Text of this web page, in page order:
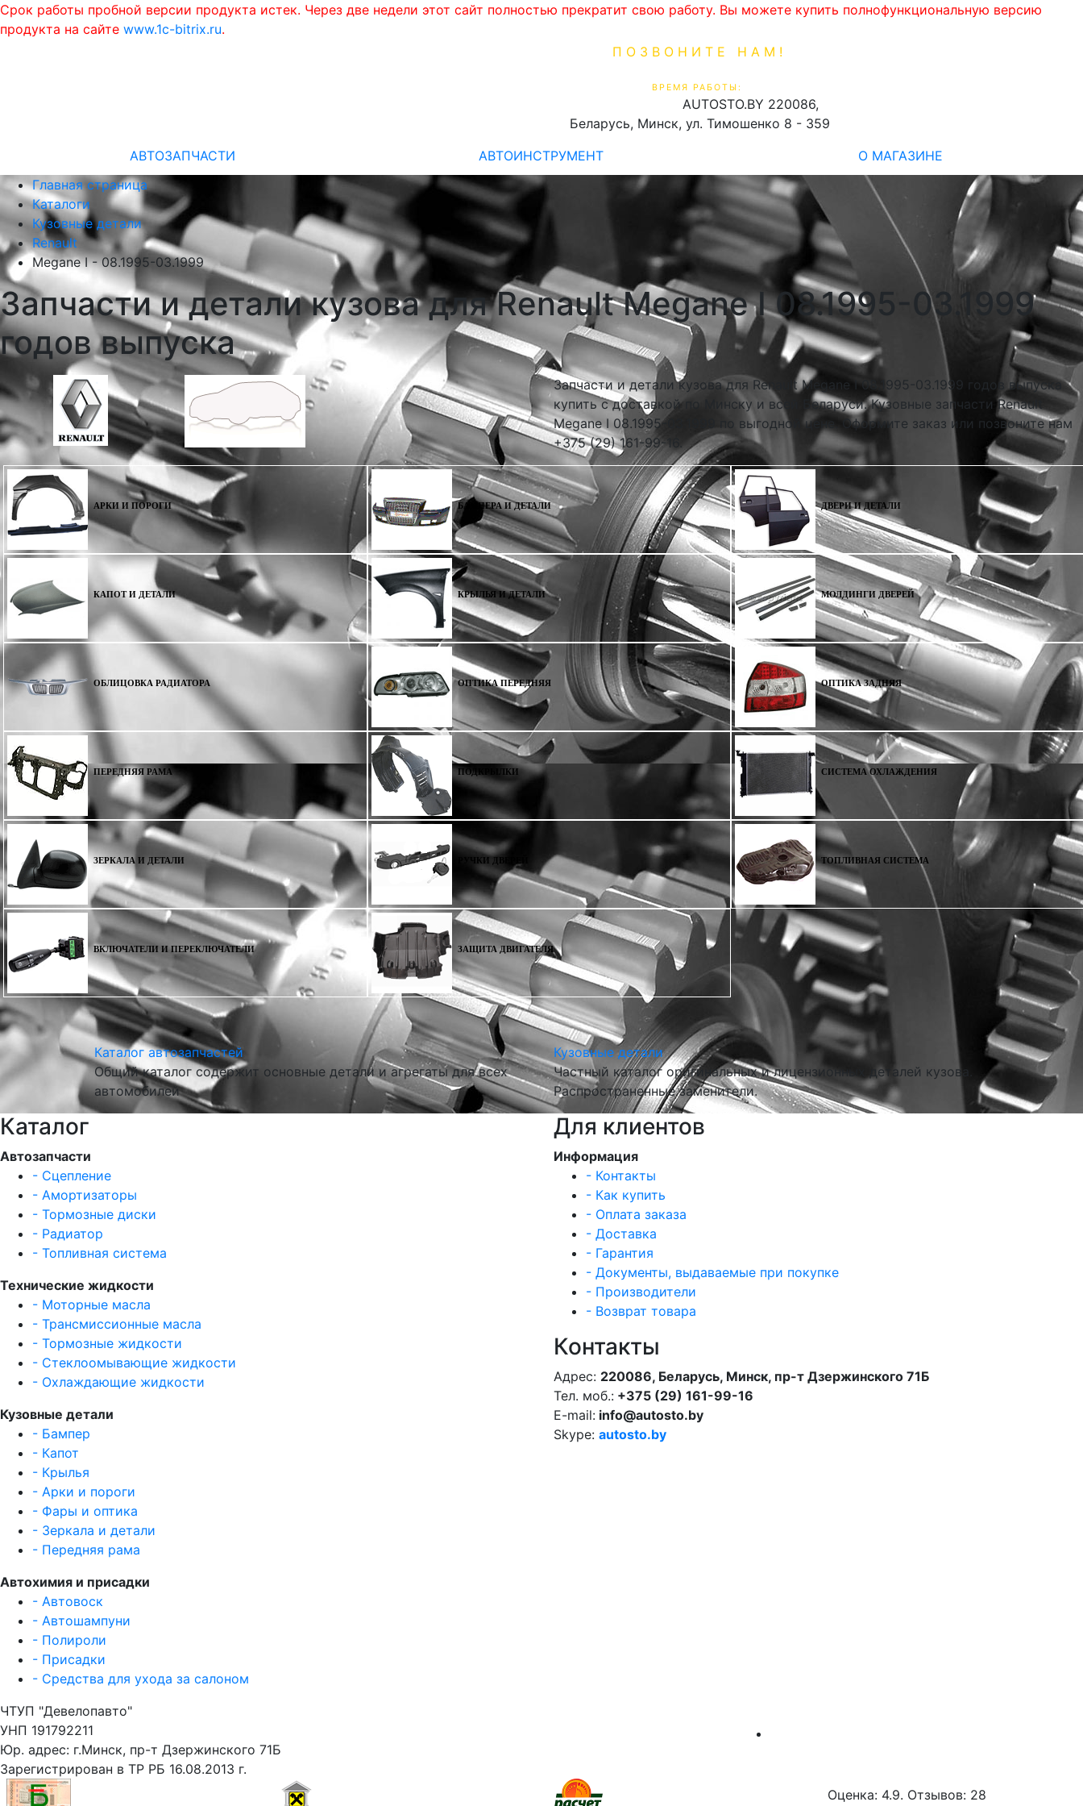
Срок работы пробной версии продукта истек. Через две недели этот сайт полностью прекратит свою работу. Вы можете купить полнофункциональную версию
продукта на сайте www.1c-bitrix.ru.
ПОЗВОНИТЕ НАМ!
ВРЕМЯ РАБОТЫ:
AUTOSTO.BY 220086,
Беларусь, Минск, ул. Тимошенко 8 - 359
АВТОЗАПЧАСТИ АВТОИНСТРУМЕНТ
О МАГАЗИНЕ
Главная страница
Каталоги
Кузовные детали
Renault
Megane I - 08.1995-03.1999
Запчасти и детали кузова для Renault Megane I 08.1995-03.1999
годов выпуска
Запчасти и детали кузова для Renault Megane I 08.1995-03.1999 годов выпуска
купить с доставкой по Минску и всей Беларуси. Кузовные запчасти Renault
Megane I 08.1995-03.1999 по выгодной цене. Оформите заказ или позвоните нам
+375 (29) 161-99-16.
АРКИ И ПОРОГИ БАМПЕРА И ДЕТАЛИ ДВЕРИ И ДЕТАЛИ
КАПОТ И ДЕТАЛИ КРЫЛЬЯ И ДЕТАЛИ МОЛДИНГИ ДВЕРЕЙ
ОБЛИЦОВКА РАДИАТОРА ОПТИКА ПЕРЕДНЯЯ ОПТИКА ЗАДНЯЯ
ПЕРЕДНЯЯ РАМА ПОДКРЫЛКИ СИСТЕМА ОХЛАЖДЕНИЯ
ЗЕРКАЛА И ДЕТАЛИ РУЧКИ ДВЕРЕЙ ТОПЛИВНАЯ СИСТЕМА
ВКЛЮЧАТЕЛИ И ПЕРЕКЛЮЧАТЕЛИ ЗАЩИТА ДВИГАТЕЛЯ
Каталог автозапчастей
Общий каталог содержит основные детали и агрегаты для всех
автомобилей
Кузовные детали
Частный каталог оригинальных и лицензионных деталей кузова.
Распространенные заменители.
Каталог
Автозапчасти
- Сцепление
- Амортизаторы
- Тормозные диски
- Радиатор
- Топливная система
Технические жидкости
- Моторные масла
- Трансмиссионные масла
- Тормозные жидкости
- Стеклоомывающие жидкости
- Охлаждающие жидкости
Кузовные детали
- Бампер
- Капот
- Крылья
- Арки и пороги
- Фары и оптика
- Зеркала и детали
- Передняя рама
Автохимия и присадки
- Автовоск
- Автошампуни
- Полироли
- Присадки
- Средства для ухода за салоном
Для клиентов
Информация
- Контакты
- Как купить
- Оплата заказа
- Доставка
- Гарантия
- Документы, выдаваемые при покупке
- Производители
- Возврат товара
Контакты
Адрес: 220086, Беларусь, Минск, пр-т Дзержинского 71Б
Тел. моб.: +375 (29) 161-99-16
E-mail: info@autosto.by
Skype: autosto.by
ЧТУП "Девелопавто"
УНП 191792211
Юр. адрес: г.Минск, пр-т Дзержинского 71Б
Зарегистрирован в ТР РБ 16.08.2013 г.
Оценка: 4.9. Отзывов: 28